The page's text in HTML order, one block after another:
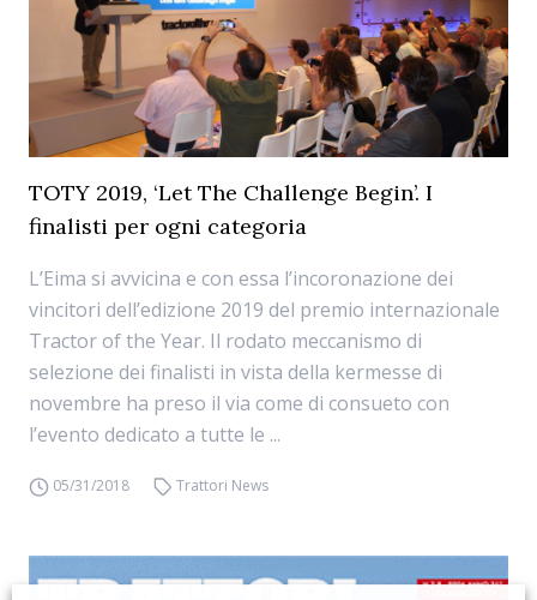
TOTY 2019, ‘Let The Challenge Begin’. I
finalisti per ogni categoria
L’Eima si avvicina e con essa l’incoronazione dei
vincitori dell’edizione 2019 del premio internazionale
Tractor of the Year. Il rodato meccanismo di
selezione dei finalisti in vista della kermesse di
novembre ha preso il via come di consueto con
l’evento dedicato a tutte le ...
05/31/2018 Trattori News